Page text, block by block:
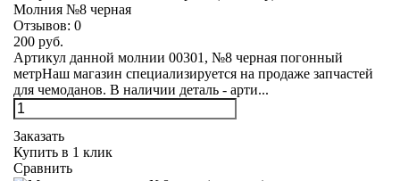
Молния №8 черная
Отзывов: 0
200 руб.
Артикул данной молнии 00301, №8 черная погонный
метрНаш магазин специализируется на продаже запчастей
для чемоданов. В наличии деталь - арти...
Заказать
Купить в 1 клик
Сравнить